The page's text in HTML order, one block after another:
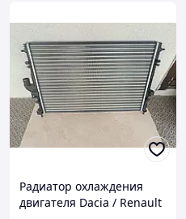
Радиатор охлаждения
двигателя Dacia / Renault